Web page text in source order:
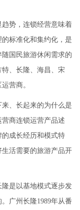
势，连锁经营意味着
标准化和集约化，是
国民旅游休闲需求的
、长隆、海昌、宋
营商。
、长起来的为什么是
商连锁运营产品述
成长经历和模式特
活需要的旅游产品开
是以基地模式逐步发
广州长隆1989年从番